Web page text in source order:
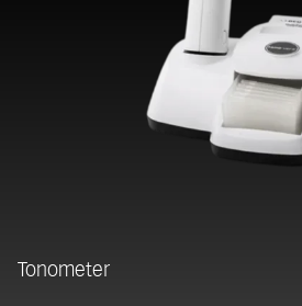
Tonometer